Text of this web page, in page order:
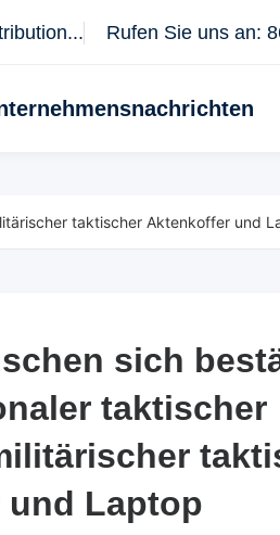
Rufen Sie uns an:
taktischer Aktenkoffer und
sich
taktischer
Laptop
sich
taktischer
Laptop